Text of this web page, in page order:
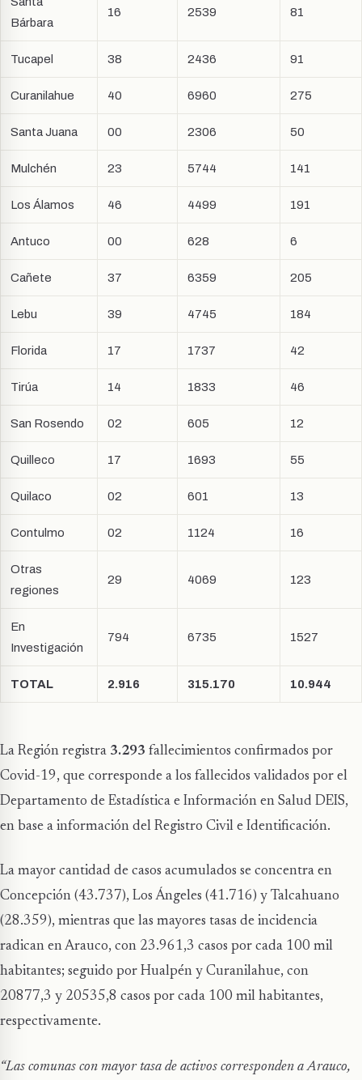
Bárbara
16 2539 81
Tucapel 38 2436 91
Curanilahue 40 6960 275
Santa Juana 00 2306 50
Mulchén 23 5744 141
Los Álamos 46 4499 191
Antuco 00 628 6
Cañete 37 6359 205
Lebu 39 4745 184
Florida 17 1737 42
Tirúa 14 1833 46
San Rosendo 02 605 12
Quilleco 17 1693 55
Quilaco 02 601 13
Contulmo 02 1124 16
Otras
regiones
29 4069 123
En
Investigación
794 6735 1527
TOTAL 2.916 315.170 10.944
La Región registra 3.293 fallecimientos confirmados por
Covid-19, que corresponde a los fallecidos validados por el
Departamento de Estadística e Información en Salud DEIS,
en base a información del Registro Civil e Identificación.
La mayor cantidad de casos acumulados se concentra en
Concepción (43.737), Los Ángeles (41.716) y Talcahuano
(28.359), mientras que las mayores tasas de incidencia
radican en Arauco, con 23.961,3 casos por cada 100 mil
habitantes; seguido por Hualpén y Curanilahue, con
20877,3 y 20535,8 casos por cada 100 mil habitantes,
respectivamente.
“Las comunas con mayor tasa de activos corresponden a Arauco,